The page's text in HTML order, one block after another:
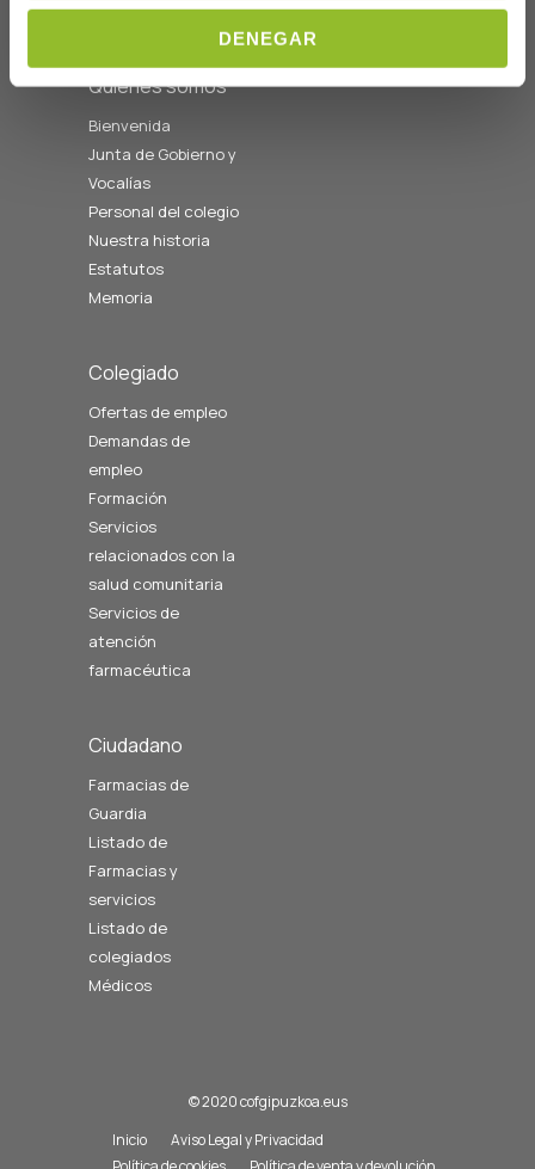
DENEGAR
cofgipuzkoa@cofgipuzkoa.eus
Quiénes somos
Bienvenida
Junta de Gobierno y
Vocalías
Personal del colegio
Nuestra historia
Estatutos
Memoria
Colegiado
Ofertas de empleo
Demandas de
empleo
Formación
Servicios
relacionados con la
salud comunitaria
Servicios de
atención
farmacéutica
Ciudadano
Farmacias de
Guardia
Listado de
Farmacias y
servicios
Listado de
colegiados
Médicos
© 2020 cofgipuzkoa.eus
Inicio
Aviso Legal y Privacidad